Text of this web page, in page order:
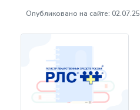
Опубликовано на сайте: 02.07.25